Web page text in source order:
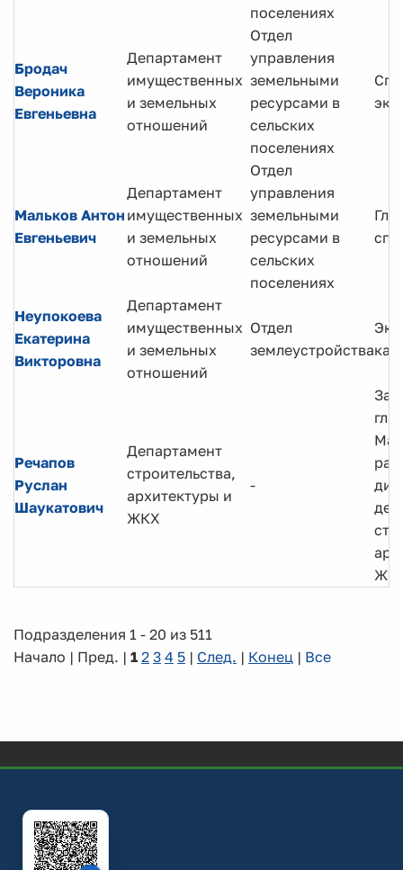
поселениях
Бродач
Вероника
Евгеньевна
Департамент
имущественных
и земельных
отношений
Отдел
управления
земельными
ресурсами в
сельских
поселениях
Мальков Антон
Евгеньевич
Департамент
имущественных
и земельных
отношений
Отдел
управления
земельными
ресурсами в
сельских
поселениях
Неупокоева
Екатерина
Викторовна
Департамент
имущественных
и земельных
отношений
Отдел
землеустройства
Речапов
Руслан
Шаукатович
Департамент
строительства,
архитектуры и
ЖКХ
-
Подразделения 1 - 20 из 511
Начало | Пред. | 1 2 3 4 5 | След. | Конец | Все